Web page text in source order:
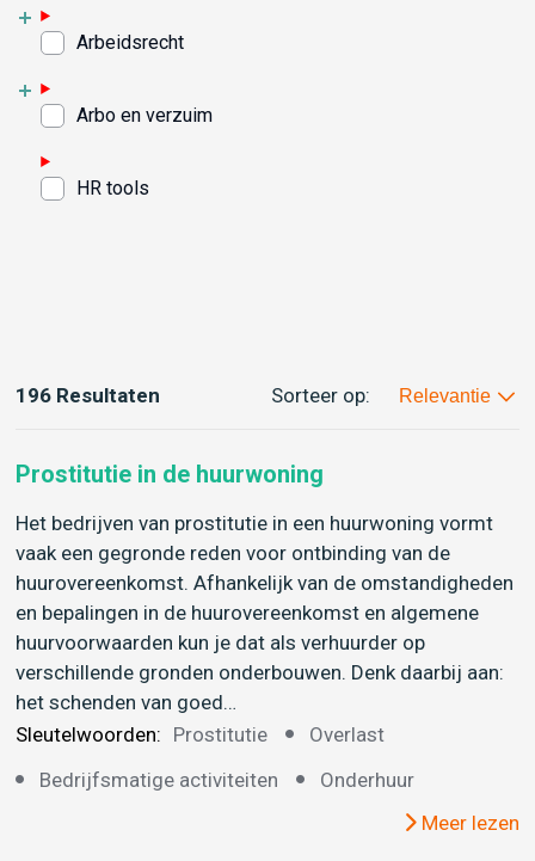
Arbeidsrecht
Arbo en verzuim
HR tools
196 Resultaten Sorteer op: Relevantie
Prostitutie in de huurwoning
Het bedrijven van prostitutie in een huurwoning vormt
vaak een gegronde reden voor ontbinding van de
huurovereenkomst. Afhankelijk van de omstandigheden
en bepalingen in de huurovereenkomst en algemene
huurvoorwaarden kun je dat als verhuurder op
verschillende gronden onderbouwen. Denk daarbij aan:
het schenden van goed…
Sleutelwoorden: Prostitutie
Overlast
Bedrijfsmatige activiteiten
Onderhuur
Meer lezen